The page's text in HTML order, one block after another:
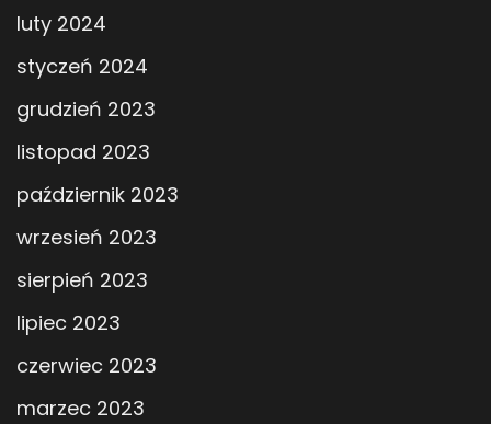
luty 2024
styczeń 2024
grudzień 2023
listopad 2023
październik 2023
wrzesień 2023
sierpień 2023
lipiec 2023
czerwiec 2023
marzec 2023